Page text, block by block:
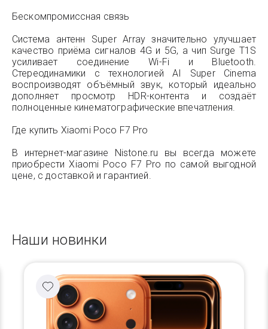
Бескомпромиссная связь
Система антенн Super Array значительно улучшает
качество приёма сигналов 4G и 5G, а чип Surge T1S
усиливает соединение Wi-Fi и Bluetooth.
Стереодинамики с технологией AI Super Cinema
воспроизводят объёмный звук, который идеально
дополняет просмотр HDR-контента и создаёт
полноценные кинематографические впечатления.
Где купить Xiaomi Poco F7 Pro
В интернет-магазине Nistone.ru вы всегда можете
приобрести Xiaomi Poco F7 Pro по самой выгодной
цене, с доставкой и гарантией.
Наши новинки